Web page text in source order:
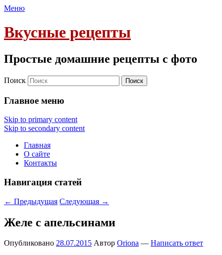
Меню
Вкусные рецепты
Простые домашние рецепты с фото
Поиск
Главное меню
Skip to primary content
Skip to secondary content
Главная
О сайте
Контакты
Навигация статей
← Предыдущая Следующая →
Желе с апельсинами
Опубликовано 28.07.2015 Автор Oriona — Написать ответ